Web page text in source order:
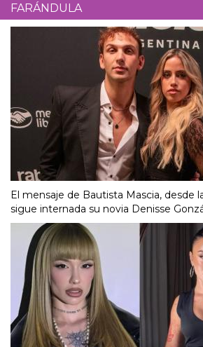
FARÁNDULA
El mensaje de Bautista Mascia, desde
sigue internada su novia Denisse